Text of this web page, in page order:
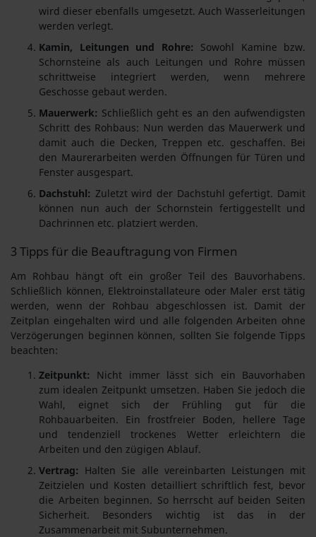
wird dieser ebenfalls umgesetzt. Auch Wasserleitungen
werden verlegt.
Kamin, Leitungen und Rohre: Sowohl Kamine bzw.
Schornsteine als auch Leitungen und Rohre müssen
schrittweise integriert werden, wenn mehrere
Geschosse gebaut werden.
Mauerwerk: Schließlich geht es an den aufwendigsten
Schritt des Rohbaus: Nun werden das Mauerwerk und
damit auch die Decken, Treppen etc. geschaffen. Bei
den Maurerarbeiten werden Öffnungen für Türen und
Fenster ausgespart.
Dachstuhl: Zuletzt wird der Dachstuhl gefertigt. Damit
können nun auch der Schornstein fertiggestellt und
Dachrinnen etc. platziert werden.
3 Tipps für die Beauftragung von Firmen
Am Rohbau hängt oft ein großer Teil des Bauvorhabens.
Schließlich können, Elektroinstallateure oder Maler erst tätig
werden, wenn der Rohbau abgeschlossen ist. Damit der
Zeitplan eingehalten wird und alle folgenden Arbeiten ohne
Verzögerungen beginnen können, sollten Sie folgende Tipps
beachten:
Zeitpunkt:
Nicht immer lässt sich ein Bauvorhaben
zum idealen Zeitpunkt umsetzen. Haben Sie jedoch die
Wahl, eignet sich der Frühling gut für die
Rohbauarbeiten. Ein frostfreier Boden, hellere Tage
und tendenziell trockenes Wetter erleichtern die
Arbeiten und den zügigen Ablauf.
Vertrag: Halten Sie alle vereinbarten Leistungen mit
Zeitzielen und Kosten detailliert schriftlich fest, bevor
die Arbeiten beginnen. So herrscht auf beiden Seiten
Sicherheit. Besonders wichtig ist das in der
Zusammenarbeit mit Subunternehmen.